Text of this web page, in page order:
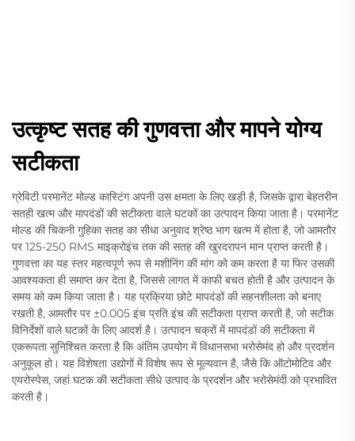
उत्कृष्ट सतह की गुणवत्ता और मापने योग्य
सटीकता
ग्रेविटी परमानेंट मोल्ड कास्टिंग अपनी उस क्षमता के लिए खड़ी है, जिसके द्वारा बेहतरीन
सतही खत्म और मापदंडों की सटीकता वाले घटकों का उत्पादन किया जाता है। परमानेंट
मोल्ड की चिकनी गुहिका सतह का सीधा अनुवाद श्रेष्ठ भाग खत्म में होता है, जो आमतौर
पर 125-250 RMS माइक्रोइंच तक की सतह की खुरदरापन मान प्राप्त करती है।
गुणवत्ता का यह स्तर महत्वपूर्ण रूप से मशीनिंग की मांग को कम करता है या फिर उसकी
आवश्यकता ही समाप्त कर देता है, जिससे लागत में काफी बचत होती है और उत्पादन के
समय को कम किया जाता है। यह प्रक्रिया छोटे मापदंडों की सहनशीलता को बनाए
रखती है, आमतौर पर ±0.005 इंच प्रति इंच की सटीकता प्राप्त करती है, जो सटीक
विनिर्देशों वाले घटकों के लिए आदर्श है। उत्पादन चक्रों में मापदंडों की सटीकता में
एकरूपता सुनिश्चित करता है कि अंतिम उपयोग में विधानसभा भरोसेमंद हो और प्रदर्शन
अनुकूल हो। यह विशेषता उद्योगों में विशेष रूप से मूल्यवान है, जैसे कि ऑटोमोटिव और
एयरोस्पेस, जहां घटक की सटीकता सीधे उत्पाद के प्रदर्शन और भरोसेमंदी को प्रभावित
करती है।